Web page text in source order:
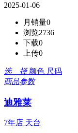
2025-01-06
月销量0
浏览2736
下载0
上传0
选 择 颜色 尺码
商品参数
迪雅莱
7年店 天台